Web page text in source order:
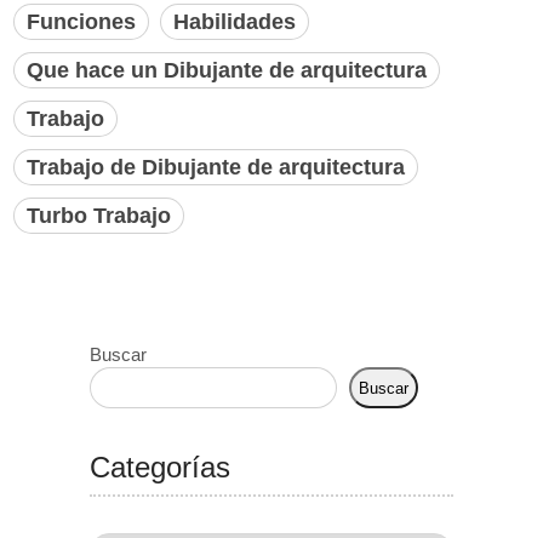
Funciones
Habilidades
Que hace un Dibujante de arquitectura
Trabajo
Trabajo de Dibujante de arquitectura
Turbo Trabajo
Buscar
Buscar
Categorías